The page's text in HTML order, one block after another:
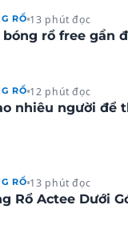
RỔ 13 phút đọc
bóng rổ free gần
RỔ 12 phút đọc
nhiêu người để
RỔ 13 phút đọc
Rổ Actee Dưới